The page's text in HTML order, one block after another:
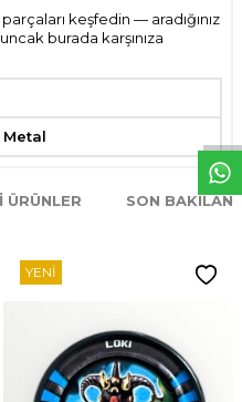
W
h
t
s
p
p
D
e
s
e
H
a
t
t
keşfedin — aradığınız
burada karşınıza
Metal
ÜRÜNLER SON
YENI